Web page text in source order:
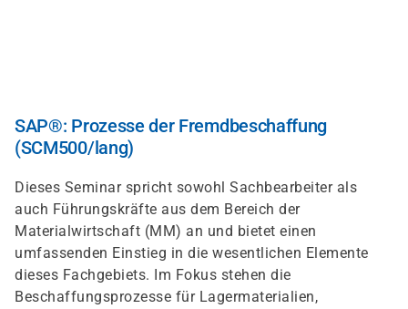
SAP®: Prozesse der Fremdbeschaffung
(SCM500/lang)
Dieses Seminar spricht sowohl Sachbearbeiter als
auch Führungskräfte aus dem Bereich der
Materialwirtschaft (MM) an und bietet einen
umfassenden Einstieg in die wesentlichen Elemente
dieses Fachgebiets. Im Fokus stehen die
Beschaffungsprozesse für Lagermaterialien,